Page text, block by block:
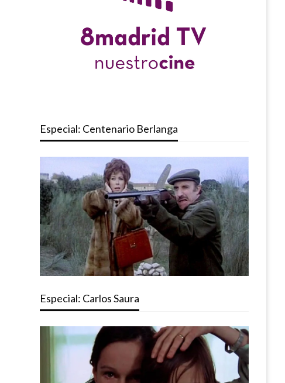
Especial: Centenario Berlanga
Especial: Carlos Saura